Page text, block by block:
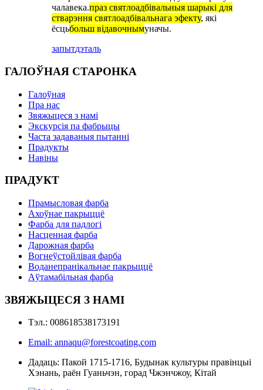
чалавека.праз святлоадбівальныя шарыкі для
стварэння святлоадбівальнага эфекту, які
ёсцьбольш відавочнымуначы.
запытдэталь
ГАЛОЎНАЯ СТАРОНКА
Галоўная
Пра нас
Звяжыцеся з намі
Экскурсія па фабрыцы
Часта задаваныя пытанні
Прадукты
Навіны
ПРАДУКТ
Прамысловая фарба
Ахоўнае пакрыццё
Фарба для падлогі
Насценная фарба
Дарожная фарба
Вогнеўстойлівая фарба
Воданепранікальнае пакрыццё
Аўтамабільная фарба
ЗВЯЖЫЦЕСЯ З НАМІ
Тэл.: 008618538173191
Email: annaqu@forestcoating.com
Дадаць: Пакой 1715-1716, Будынак культуры правінцыі
Хэнань, раён Гуаньчэн, горад Чжэнчжоу, Кітай